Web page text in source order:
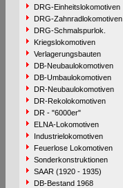
DRG-Einheitslokomotiven
DRG-Zahnradlokomotiven
DRG-Schmalspurlok.
Kriegslokomotiven
Verlagerungsbauten
DB-Neubaulokomotiven
DB-Umbaulokomotiven
DR-Neubaulokomotiven
DR-Rekolokomotiven
DR - "6000er"
ELNA-Lokomotiven
Industrielokomotiven
Feuerlose Lokomotiven
Sonderkonstruktionen
SAAR (1920 - 1935)
DB-Bestand 1968